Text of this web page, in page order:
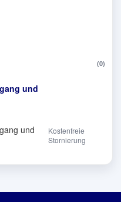
(0)
und
Kostenfreie
Stornierung